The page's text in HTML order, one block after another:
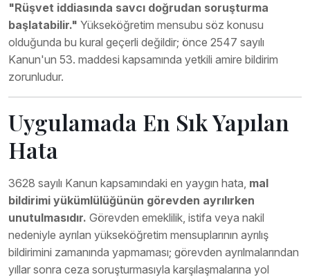
"Rüşvet iddiasında savcı doğrudan soruşturma
başlatabilir." Yükseköğretim mensubu söz konusu
olduğunda bu kural geçerli değildir; önce 2547 sayılı
Kanun'un 53. maddesi kapsamında yetkili amire bildirim
zorunludur.
Uygulamada En Sık Yapılan
Hata
3628 sayılı Kanun kapsamındaki en yaygın hata, mal
bildirimi yükümlülüğünün görevden ayrılırken
unutulmasıdır. Görevden emeklilik, istifa veya nakil
nedeniyle ayrılan yükseköğretim mensuplarının ayrılış
bildirimini zamanında yapmaması; görevden ayrılmalarından
yıllar sonra ceza soruşturmasıyla karşılaşmalarına yol